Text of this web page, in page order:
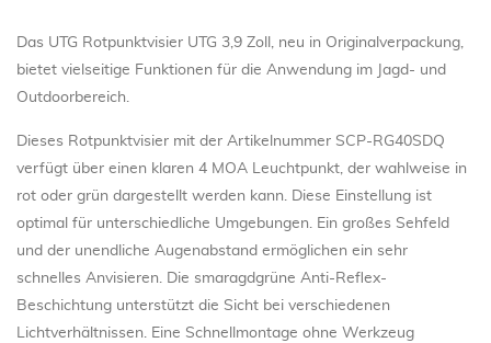
Das UTG Rotpunktvisier UTG 3,9 Zoll, neu in Originalverpackung,
bietet vielseitige Funktionen für die Anwendung im Jagd- und
Outdoorbereich.
Dieses Rotpunktvisier mit der Artikelnummer SCP-RG40SDQ
verfügt über einen klaren 4 MOA Leuchtpunkt, der wahlweise in
rot oder grün dargestellt werden kann. Diese Einstellung ist
optimal für unterschiedliche Umgebungen. Ein großes Sehfeld
und der unendliche Augenabstand ermöglichen ein sehr
schnelles Anvisieren. Die smaragdgrüne Anti-Reflex-
Beschichtung unterstützt die Sicht bei verschiedenen
Lichtverhältnissen. Eine Schnellmontage ohne Werkzeug